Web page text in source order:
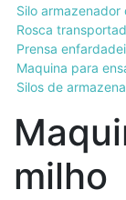
Silo armazenador
Rosca
Prensa
Maquina para
Silos de
milho